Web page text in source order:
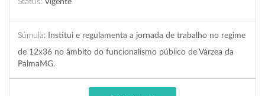
Súmula: Institui e regulamenta a jornada de trabalho no regime
de 12x36 no âmbito do funcionalismo público de Várzea da
PalmaMG.